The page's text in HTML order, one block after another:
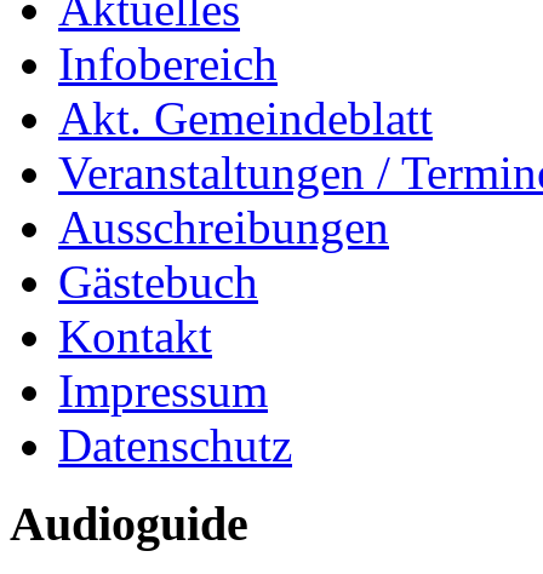
Infobereich
Akt. Gemeindeblatt
Veranstaltungen /
Ausschreibungen
Gästebuch
Kontakt
Impressum
Datenschutz
Audioguide